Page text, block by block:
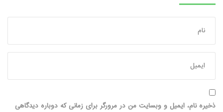
ذخیره نام، ایمیل و وبسایت من در مرورگر برای زمانی که دوباره دیدگاهی